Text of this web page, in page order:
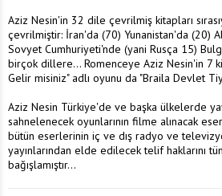
Aziz Nesin'in 32 dile çevrilmiş kitapları
çevrilmiştir: İran'da (70) Yunanistan'da (20)
Sovyet Cumhuriyeti'nde (yani Rusça 15)
birçok dillere... Romenceye Aziz Nesin'in 7
Gelir misiniz" adlı oyunu da "Braila Devlet
Aziz Nesin Türkiye'de ve başka ülkelerde
sahnelenecek oyunlarının filme alınacak
bütün eserlerinin iç ve dış radyo ve
yayınlarından elde edilecek telif haklarını
bağışlamıştır...